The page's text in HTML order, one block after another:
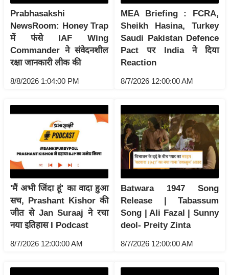
बॉ
ली
वु
ड
हॉ
फि
मी
क्षा
B
r
e
a
k
n
Prabhasakshi
NewsRoom: Honey Trap
में फंसे IAF Wing
Commander ने संवेदनशील
रक्षा जानकारी लीक की
8/8/2026 1:04:00 PM
MEA Briefing : FCRA,
Sheikh Hasina, Turkey
Saudi Pakistan Defence
Pact पर India ने दिया
Reaction
8/7/2026 12:00:00 AM
'मैं अभी जिंदा हूं' का वादा हुआ
सच, Prashant Kishor की
जीत से Jan Suraaj ने रचा
नया इतिहास I Podcast
8/7/2026 12:00:00 AM
Batwara 1947 Song
Release | Tabassum
Song | Ali Fazal | Sunny
deol- Preity Zinta
8/7/2026 12:00:00 AM